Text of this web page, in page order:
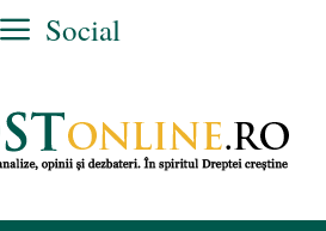
Social